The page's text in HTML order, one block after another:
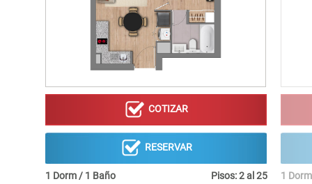
COTIZAR
RESERVAR
1 Dorm / 1 Baño
Pisos: 2 al 25
1